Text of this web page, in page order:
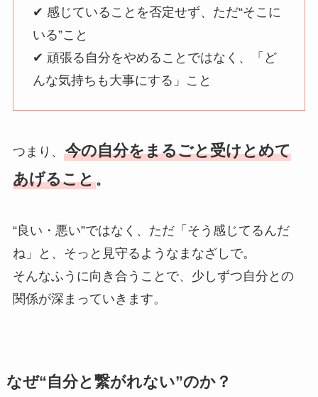
✔ 感じていることを否定せず、ただ“そこに
いる”こと
✔ 頑張る自分をやめることではなく、「ど
んな気持ちも大事にする」こと
つまり、 今の自分をまるごと受けとめて
あげること。
“良い・悪い”ではなく、ただ「そう感じてるんだ
ね」と、そっと見守るようなまなざしで。
そんなふうに向き合うことで、少しずつ自分との
関係が深まっていきます。
なぜ“自分と繋がれない”のか？